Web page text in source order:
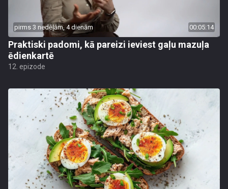
pirms 3 nedēļām, 4 dienām 00:05:14
Praktiski padomi, kā pareizi ieviest gaļu mazuļa
ēdienkartē
12. epizode